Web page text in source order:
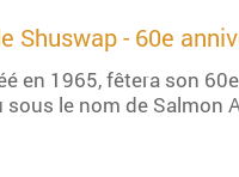
Shuswap - 60e
en 1965, fêtera son
le nom de Salmon